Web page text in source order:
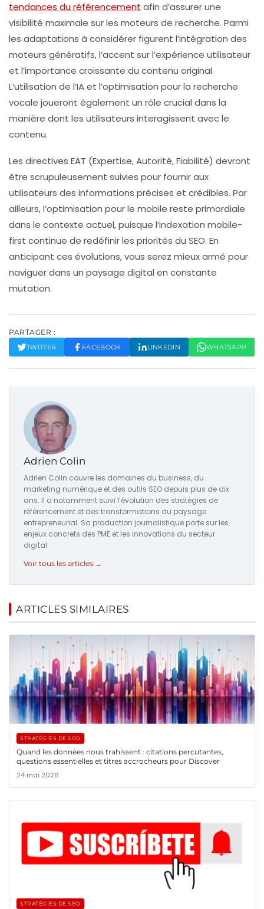
tendances du référencement afin d’assurer une
visibilité maximale sur les moteurs de recherche. Parmi
les adaptations à considérer figurent l’intégration des
moteurs génératifs, l’accent sur l’expérience utilisateur
et l’importance croissante du contenu original.
L’utilisation de l’IAet l’optimisation pour la recherche
vocale joueront également un rôle crucial dans la
manière dont les utilisateurs interagissent avec le
contenu.
Les directives EAT (Expertise, Autorité, Fiabilité) devront
être scrupuleusement suivies pour fournir aux
utilisateurs des informations précises et crédibles. Par
ailleurs, l’optimisation pour le mobile reste primordiale
dans le contexte actuel, puisque l’indexation mobile-
first continue de redéfinir les priorités du SEO. En
anticipant ces évolutions, vous serez mieux armé pour
naviguer dans un paysage digital en constante
mutation.
PARTAGER :
TWITTER FACEBOOK LINKEDIN WHATSAPP
Adrien Colin
Adrien Colin couvre les domaines du business, du
marketing numérique et des outils SEO depuis plus de dix
ans. Il a notamment suivi l’évolution des stratégies de
référencement et des transformations du paysage
entrepreneurial. Sa production journalistique porte sur les
enjeux concrets des PME et les innovations du secteur
digital.
Voir tous les articles →
ARTICLES SIMILAIRES
STRATÉGIES DE SEO
Quand les données nous trahissent : citations percutantes,
questions essentielles et titres accrocheurs pour Discover
24 mai 2026
STRATÉGIES DE SEO